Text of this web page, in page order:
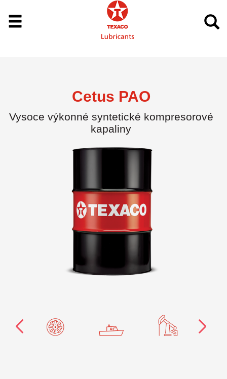
Cetus PAO
Vysoce výkonné syntetické kompresorové
kapaliny